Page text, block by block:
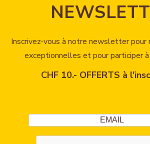
Inscrivez-vous à notre newsletter pour
exceptionnelles et pour participer à
CHF 10.- OFFERTS à